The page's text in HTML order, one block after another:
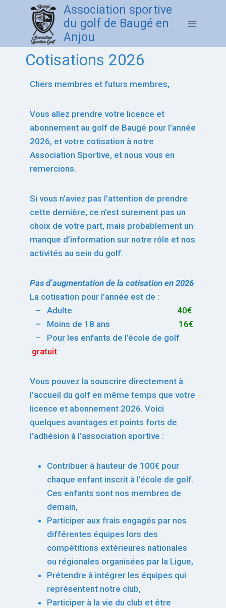
Association sportive
du golf de Baugé en
Anjou
Cotisations 2026
Chers membres et futurs membres,
Vous allez prendre votre licence et
abonnement au golf de Baugé pour l’année
2026, et votre cotisation à notre
Association Sportive, et nous vous en
remercions.
Si vous n’aviez pas l’attention de prendre
cette dernière, ce n’est surement pas un
choix de votre part, mais probablement un
manque d’information sur notre rôle et nos
activités au sein du golf.
Pas d’augmentation de la cotisation en 2026
La cotisation pour l’année est de :
– Adulte 40€
– Moins de 18 ans 16€
– Pour les enfants de l’école de golf
gratuit
Vous pouvez la souscrire directement à
l’accueil du golf en même temps que votre
licence et abonnement 2026. Voici
quelques avantages et points forts de
l’adhésion à l’association sportive :
Contribuer à hauteur de 100€ pour
chaque enfant inscrit à l’école de golf.
Ces enfants sont nos membres de
demain,
Participer aux frais engagés par nos
différentes équipes lors des
compétitions extérieures nationales
ou régionales organisées par la Ligue,
Prétendre à intégrer les équipes qui
représentent notre club,
Participer à la vie du club et être